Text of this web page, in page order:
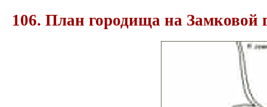
106. План городища на Замковой